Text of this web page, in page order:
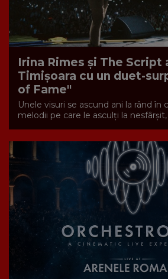
Irina Rimes și The
Timișoara cu un duet-
of Fame"
Unele visuri se ascund ani la rând în
melodii pe care le asculți la nesfârșit,